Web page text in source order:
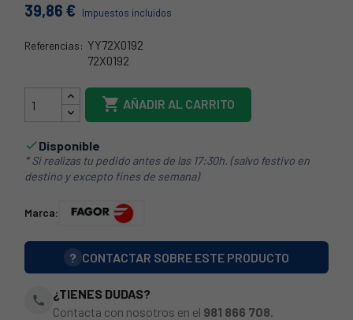
39,86 € Impuestos incluidos
Referencias: YY72X0192
72X0192
 AÑADIR AL CARRITO
Disponible
* Si realizas tu pedido antes de las 17:30h. (salvo festivo en
destino y excepto fines de semana)
Marca:
? CONTACTAR SOBRE ESTE PRODUCTO
phone
¿TIENES DUDAS?
Contacta con nosotros en el 981 866 708